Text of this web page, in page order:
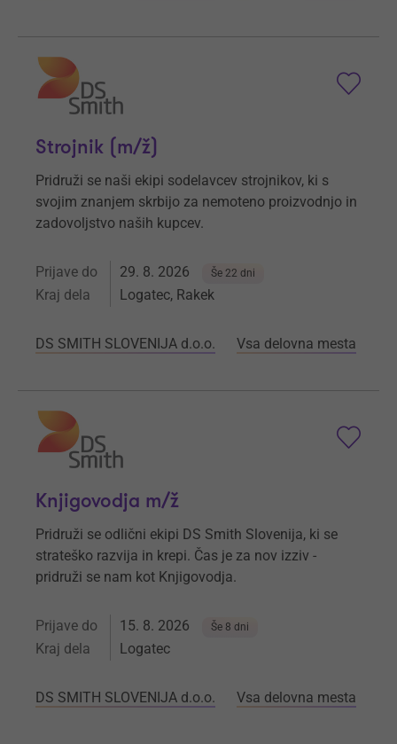
Strojnik (m/ž)
Pridruži se naši ekipi sodelavcev strojnikov, ki s
svojim znanjem skrbijo za nemoteno proizvodnjo in
zadovoljstvo naših kupcev.
Prijave do 29. 8. 2026 Še 22 dni
Kraj dela Logatec, Rakek
DS SMITH SLOVENIJA d.o.o. Vsa delovna mesta
Knjigovodja m/ž
Pridruži se odlični ekipi DS Smith Slovenija, ki se
strateško razvija in krepi. Čas je za nov izziv -
pridruži se nam kot Knjigovodja.
Prijave do 15. 8. 2026 Še 8 dni
Kraj dela Logatec
DS SMITH SLOVENIJA d.o.o. Vsa delovna mesta